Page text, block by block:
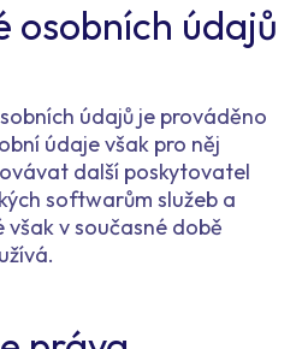
osobních údajů
údajů je prováděno
údaje však pro něj
další poskytovatel
softwarům služeb a
však v současné době